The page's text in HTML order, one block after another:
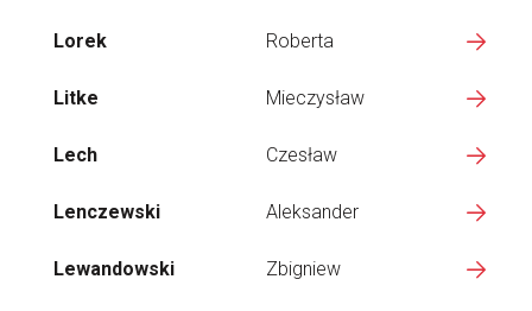
Lorek Roberta
Litke Mieczysław
Lech Czesław
Lenczewski Aleksander
Lewandowski Zbigniew